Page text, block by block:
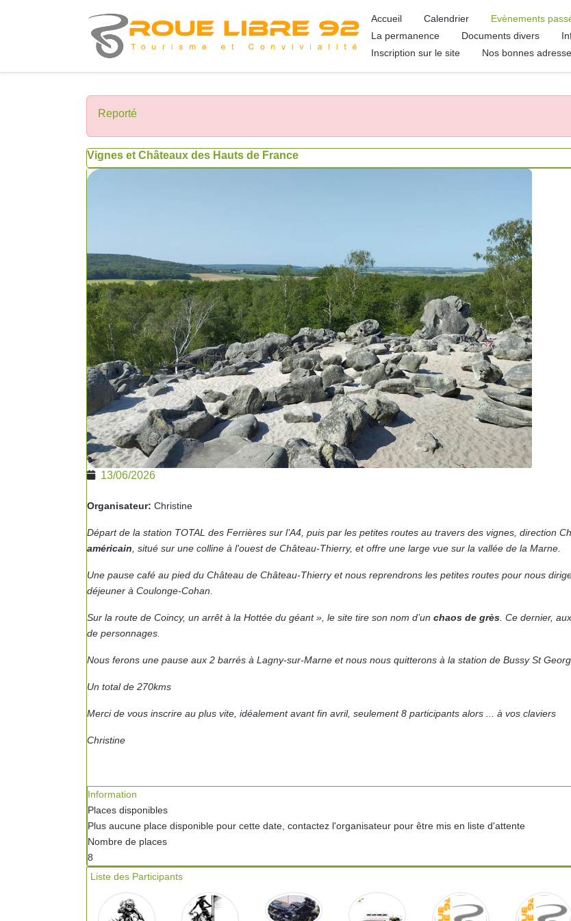
Accueil Calendrier Evènements
La permanence
Documents divers
Inscription sur le site
Nos bonnes
Reporté
Vignes et Châteaux des Hauts de France
13/06/2026
Organisateur: Christine
Départ de la station TOTAL des Ferrières sur l’A4 , puis par les petites routes au travers des vignes, direction
américain , situé sur une colline à l'ouest de Château-Thierry, et offre une large vue sur la vallée de la Marne.
Une pause café au pied du Château de Château-Thierry et nous reprendrons les petites routes pour nous
déjeuner à Coulonge-Cohan.
Sur la route de Coincy, un arrêt à la Hottée du géant », le site tire son nom d’un chaos de grès . Ce dernier,
de personnages.
Nous ferons une pause aux 2 barrés à Lagny-sur-Marne et nous nous quitterons à la station de Bussy St
Un total de 270kms
Merci de vous inscrire au plus vite, idéalement avant fin avril, seulement 8 participants alors ... à vos claviers
Christine
Information
Places disponibles
Plus aucune place disponible pour cette date, contactez l'organisateur pour être mis en liste d'attente
Nombre de places
8
Liste des Participants